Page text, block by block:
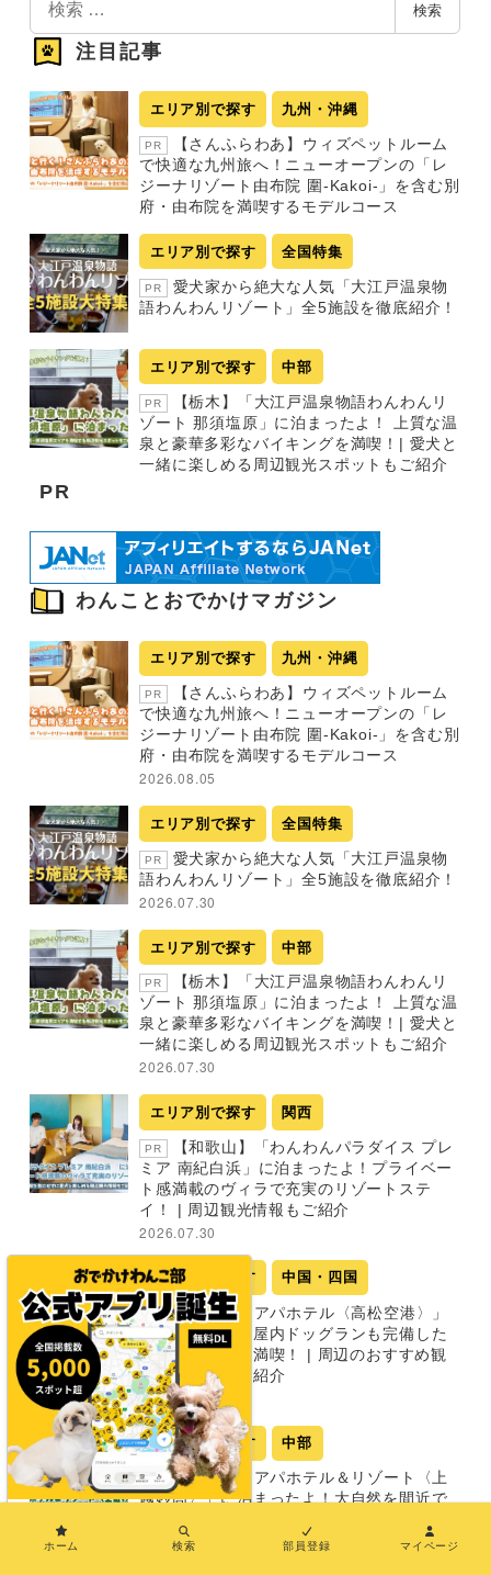
索
検索
注目記事
エリア別で探す 九州・沖縄
PR
【さんふらわあ】ウィズペットルーム
で快適な九州旅へ！ニューオープンの「レ
ジーナリゾート由布院 圍-Kakoi-」を含む別
府・由布院を満喫するモデルコース
エリア別で探す 全国特集
PR
愛犬家から絶大な人気「大江戸温泉物
語わんわんリゾート」全5施設を徹底紹介！
エリア別で探す 中部
PR
【栃木】「大江戸温泉物語わんわんリ
ゾート 那須塩原」に泊まったよ！ 上質な温
泉と豪華多彩なバイキングを満喫！| 愛犬と
一緒に楽しめる周辺観光スポットもご紹介
PR
わんことおでかけマガジン
エリア別で探す 九州・沖縄
PR
【さんふらわあ】ウィズペットルーム
で快適な九州旅へ！ニューオープンの「レ
ジーナリゾート由布院 圍-Kakoi-」を含む別
府・由布院を満喫するモデルコース
2026.08.05
エリア別で探す 全国特集
PR
愛犬家から絶大な人気「大江戸温泉物
語わんわんリゾート」全5施設を徹底紹介！
2026.07.30
エリア別で探す 中部
PR
【栃木】「大江戸温泉物語わんわんリ
ゾート 那須塩原」に泊まったよ！ 上質な温
泉と豪華多彩なバイキングを満喫！| 愛犬と
一緒に楽しめる周辺観光スポットもご紹介
2026.07.30
エリア別で探す 関西
PR
【和歌山】「わんわんパラダイス プレ
ミア 南紀白浜」に泊まったよ！プライベー
ト感満載のヴィラで充実のリゾートステ
イ！ | 周辺観光情報もご紹介
2026.07.30
エリア別で探す 中国・四国
PR 【香川】「アパホテル〈高松空港〉」
に泊まったよ！屋内ドッグランも完備した
空間で香川旅を満喫！ | 周辺のおすすめ観
光スポットもご紹介
2026.07.30
エリア別で探す 中部
PR 【新潟】「アパホテル＆リゾート〈上
越妙高〉」に泊まったよ！大自然を間近で
OKの周辺観光スポットもご紹介
ホーム 検索 部員登録 マイページ